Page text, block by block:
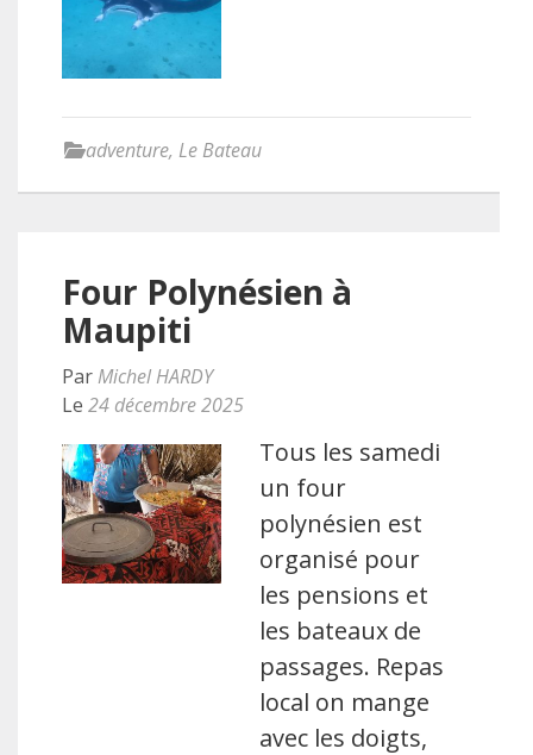
adventure, Le Bateau
Four Polynésien à
Maupiti
ParMichel HARDY
Le 24 décembre 2025
Tous les samedi
un four
polynésien est
organisé pour
les pensions et
les bateaux de
passages. Repas
local on mange
avec les doigts,